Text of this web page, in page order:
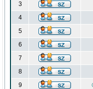
3
4
5
6
7
8
9